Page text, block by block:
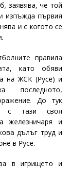
заявява, че той
изпъжда първия
и с когото се
правила
като обяви
на ЖСК (Русе) и
последното,
До тук
с тази своя
железничаря и
дълъг труд и
в Русе.
в игрището и